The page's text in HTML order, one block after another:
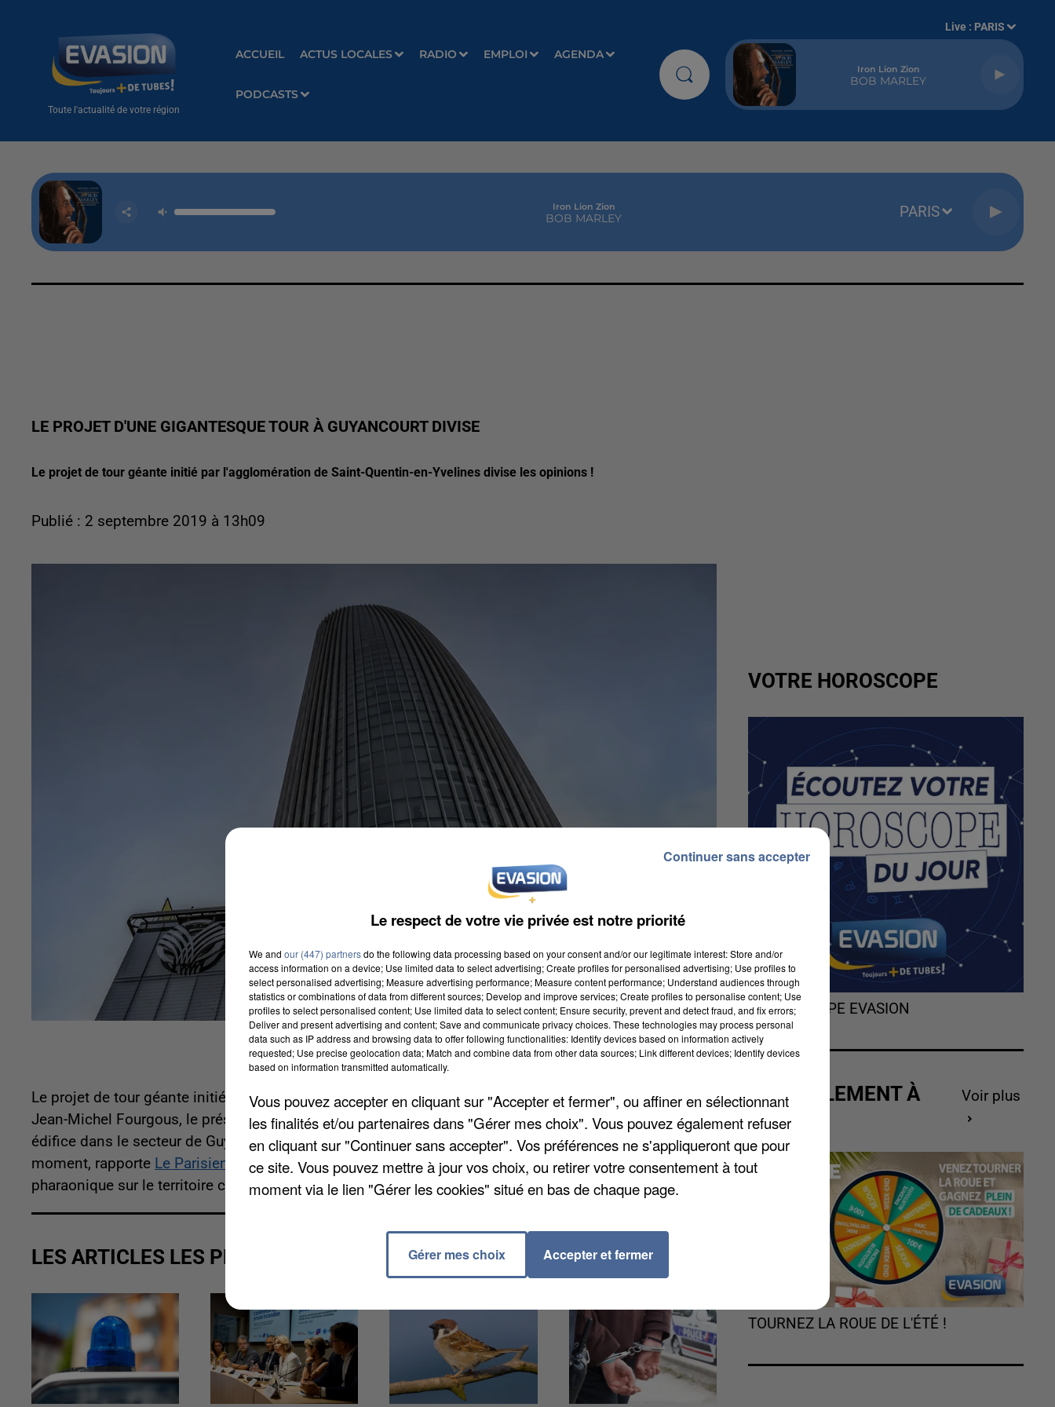
Toute l'actualité de votre région
ACCUEIL ACTUS LOCALES RADIO EMPLOI AGENDA
PODCASTS
Live : PARIS
Iron Lion Zion
BOB MARLEY
Iron Lion Zion
BOB MARLEY PARIS
LE PROJET D'UNE GIGANTESQUE TOUR À GUYANCOURT DIVISE
Le projet de tour géante initié par l'agglomération de Saint-Quentin-en-Yvelines divise les opinions !
Publié : 2 septembre 2019 à 13h09
Le projet de tour géante initié par l'agglomération de Saint-Quentin-en-Yvelines divise les opinions !
Jean-Michel Fourgous, le président de l'agglomération de Saint-Quentin avait annoncé vouloir bâtir cet
édifice dans le secteur de Guyancourt. Mais le maire de Guyancourt ne semble pas de cet avis pour le
moment, rapporte Le Parisien
. L'édile a même proposera même une motion « s'opposant à tout projet
pharaonique sur le territoire communal ».
LES ARTICLES LES PLUS VUS
VOTRE HOROSCOPE
L'HOROSCOPE EVASION
ACTUELLEMENT À
GAGNER
Voir plus
TOURNEZ LA ROUE DE L'ÉTÉ !
Le respect de votre vie privée est notre priorité
We and our (447) partnersdo the following data processing based on your consent and/or our legitimate interest: Store and/or
access information on a device; Use limited data to select advertising; Create profiles for personalised advertising; Use profiles to
select personalised advertising; Measure advertising performance; Measure content performance; Understand audiences through
statistics or combinations of data from different sources; Develop and improve services; Create profiles to personalise content; Use
profiles to select personalised content; Use limited data to select content; Ensure security, prevent and detect fraud, and fix errors;
Deliver and present advertising and content; Save and communicate privacy choices. These technologies may process personal
data such as IP address and browsing data to offer following functionalities: Identify devices based on information actively
requested; Use precise geolocation data; Match and combine data from other data sources; Link different devices; Identify devices
based on information transmitted automatically.
Vous pouvez accepter en cliquant sur "Accepter et fermer", ou affiner en sélectionnant
les finalités et/ou partenaires dans "Gérer mes choix". Vous pouvez également refuser
en cliquant sur "Continuer sans accepter". Vos préférences ne s'appliqueront que pour
ce site. Vous pouvez mettre à jour vos choix, ou retirer votre consentement à tout
moment via le lien "Gérer les cookies" situé en bas de chaque page.
Gérer mes choix Accepter et fermer
Continuer sans accepter